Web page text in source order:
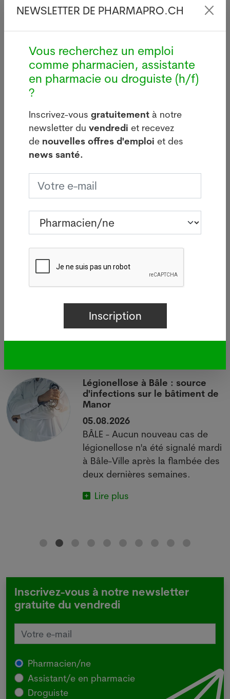
sont préoccupants, dont les variants Alpha,
présent dans 193 pays, et Delta, présent dans 170
pays, tandis que cinq autres variants sont à suivre
(y compris Mu).
Le variant Mu a été détecté pour la première fois en
d'autres pays d'Amérique du Sud et en Europe.
"Bien que la prévalence mondiale du variant Mu
parmi les cas séquencés ait diminué et soit
actuellement inférieure à 0,1%, sa prévalence en
Colombie (39%) et en Equateur (13%) a
constamment augmenté", a expliqué l'OMS.
Le 01 septembre 2021. Sources : Keystone-ATS.
Crédits photos: Adobe Stock, Pixabay ou
Pharmanetis Sàrl (Creapharma.ch).
Votre offre d’emploi PUSH ici
Dernières news
Légionellose à Bâle : source
d'infections sur le bâtiment de
Manor
05.08.2026
BÂLE - Aucun nouveau cas de
légionellose n'a été signalé mardi
à Bâle-Ville après la flambée des
deux dernières semaines.
Lire plus
Inscrivez-vous à notre newsletter
gratuite du vendredi
Pharmacien/ne
Assistant/e en pharmacie
Droguiste
NEWSLETTER DE PHARMAPRO.CH
Vous recherchez un emploi
comme pharmacien, assistante
en pharmacie ou droguiste (h/f)
?
Inscrivez-vous gratuitement à notre
newsletter du vendredi et recevez
de nouvelles offres d'emploi et des
news santé.